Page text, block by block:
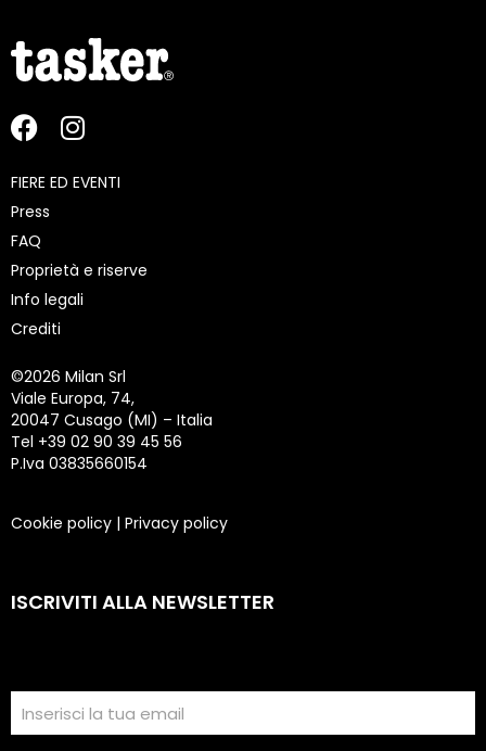
FIERE ED EVENTI
Press
FAQ
Proprietà e riserve
Info legali
Crediti
©2026 Milan Srl
Viale Europa, 74,
20047 Cusago (MI) – Italia
Tel +39 02 90 39 45 56
P.Iva 03835660154
Cookie policy | Privacy policy
ISCRIVITI ALLA NEWSLETTER